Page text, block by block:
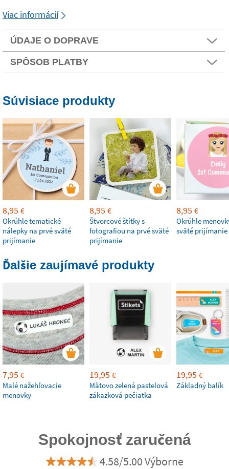
Viac informácií
ÚDAJE O DOPRAVE
SPÔSOB PLATBY
Súvisiace produkty
8,95 €
Okrúhle tematické
nálepky na prvé sväté
prijímanie
8,95 €
Štvorcové štítky s
fotografiou na prvé sväté
prijímanie
8,95 €
Okrúhle
sväté prijímanie
Ďalšie zaujímavé produkty
7,95 €
Malé nažehľovacie
menovky
19,95 €
Mätovo zelená pastelová
zákazková pečiatka
19,95 €
Základný balík
Spokojnosť zaručená
4.58/5.00 Výborne